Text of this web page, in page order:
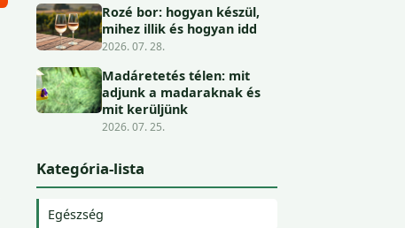
Rozé bor: hogyan készül,
mihez illik és hogyan idd
2026. 07. 28.
Madáretetés télen: mit
adjunk a madaraknak és
mit kerüljünk
2026. 07. 25.
Kategória-lista
Egészség